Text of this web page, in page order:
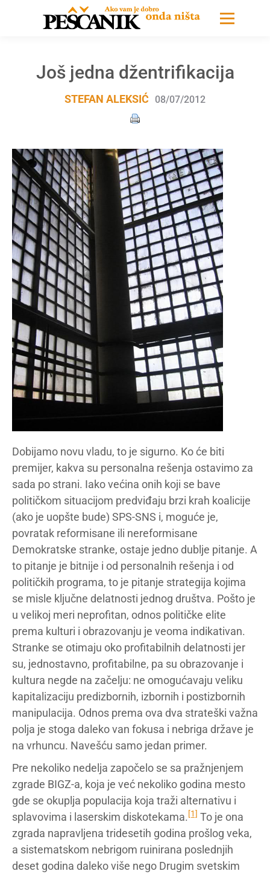
Još jedna džentrifikacija
STEFAN ALEKSIĆ 08/07/2012
Dobijamo novu vladu, to je sigurno. Ko će biti
premijer, kakva su personalna rešenja ostavimo za
sada po strani. Iako većina onih koji se bave
političkom situacijom predviđaju brzi krah koalicije
(ako je uopšte bude) SPS-SNS i, moguće je,
povratak reformisane ili nereformisane
Demokratske stranke, ostaje jedno dublje pitanje. A
to pitanje je bitnije i od personalnih rešenja i od
političkih programa, to je pitanje strategija kojima
se misle ključne delatnosti jednog društva. Pošto je
u velikoj meri neprofitan, odnos političke elite
prema kulturi i obrazovanju je veoma indikativan.
Stranke se otimaju oko profitabilnih delatnosti jer
su, jednostavno, profitabilne, pa su obrazovanje i
kultura negde na začelju: ne omogućavaju veliku
kapitalizaciju predizbornih, izbornih i postizbornih
manipulacija. Odnos prema ova dva strateški važna
polja je stoga daleko van fokusa i nebriga države je
na vrhuncu. Navešću samo jedan primer.
Pre nekoliko nedelja započelo se sa pražnjenjem
zgrade BIGZ-a, koja je već nekoliko godina mesto
gde se okuplja populacija koja traži alternativu i
splavovima i laserskim diskotekama. [1] To je ona
zgrada napravljena tridesetih godina prošlog veka,
a sistematskom nebrigom ruinirana poslednjih
deset godina daleko više nego Drugim svetskim